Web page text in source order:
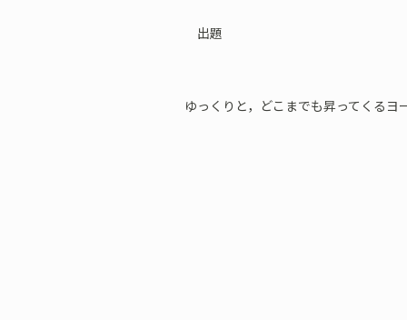
出題
ゆっくりと，どこまでも昇ってくるヨ